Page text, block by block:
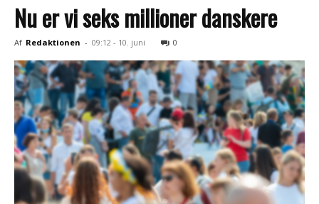
Nu er vi seks millioner danskere
Af Redaktionen - 09:12 - 10. juni 0